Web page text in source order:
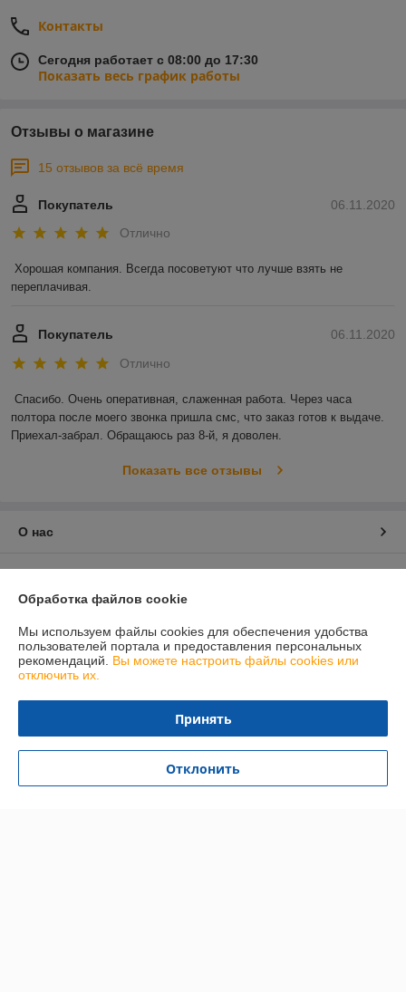
Контакты
Сегодня работает с 08:00 до 17:30
Показать весь график работы
Отзывы о магазине
15 отзывов за всё время
06.11.2020
Покупатель
Отлично
Хорошая компания. Всегда посоветуют что лучше взять не
переплачивая.
06.11.2020
Покупатель
Отлично
Спасибо. Очень оперативная, слаженная работа. Через часа
полтора после моего звонка пришла смс, что заказ готов к выдаче.
Приехал-забрал. Обращаюсь раз 8-й, я доволен.
Показать все отзывы
О нас
Контакты
График работы
Полная версия сайта
Сайт создан на платформе Deal.by
Обработка файлов cookie
Мы используем файлы cookies для обеспечения удобства
пользователей портала и предоставления персональных
рекомендаций. Вы можете настроить файлы cookies или
отключить их.
Принять
Отклонить